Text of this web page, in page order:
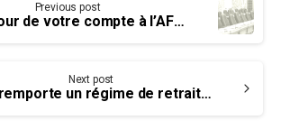
Previous post
Mise à jour de votre compte à l’AFPC – Aidez-nous à mieux vous informer
Next post
YSJ remporte un régime de retraite à prestations définies et une nouvelle convention collective